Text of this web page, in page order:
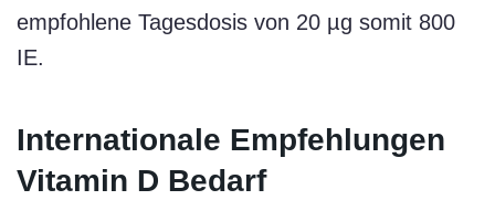
empfohlene Tagesdosis von 20 µg somit 800
IE.
Internationale Empfehlungen
Vitamin D Bedarf